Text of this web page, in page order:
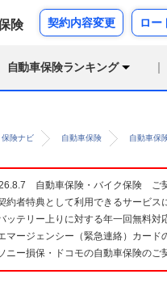
険 契約内容変更 ロー
自動車保険ランキング
保険ナビ 自動車保険 自動車保
自動車保険・バイク保険 ご
約者特典として利用できるサービス
ッテリー上りに対する年一回無料
マージェンシー（緊急連絡）カー
ニー損保・ドコモの自動車保険のご